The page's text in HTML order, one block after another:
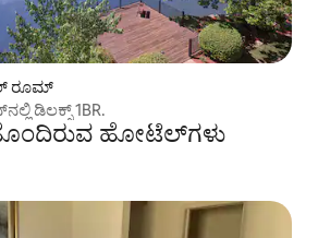
ರೂಮ್
ಡಿಲಕ್ಸ್ 1BR.
ಹೋಟೆಲ್‌ಗಳು